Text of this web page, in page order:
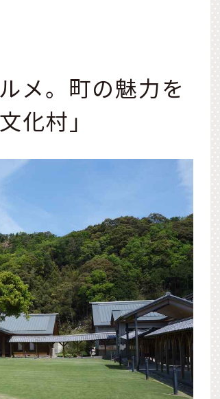
メ。町の魅力を
化村」